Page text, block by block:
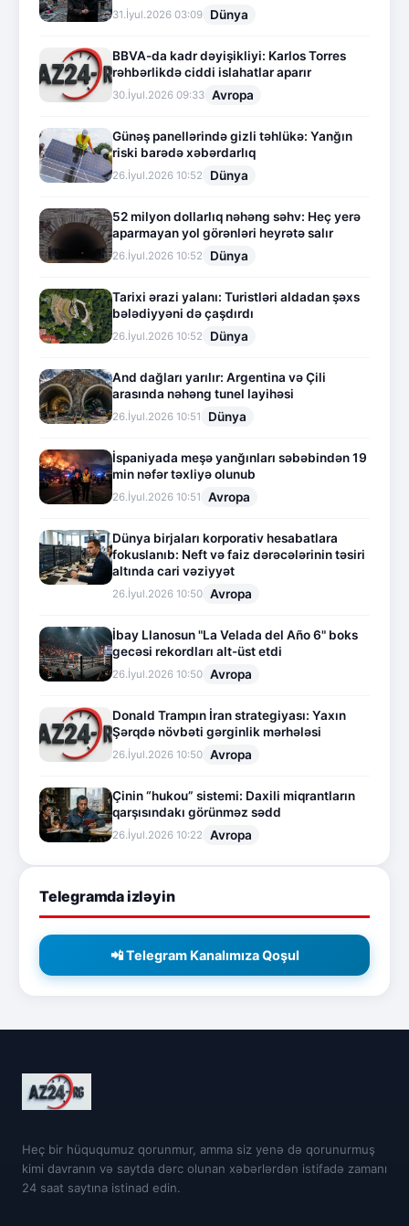
31.İyul.2026 03:09 Dünya
BBVA-da kadr dəyişikliyi: Karlos Torres
rəhbərlikdə ciddi islahatlar aparır
30.İyul.2026 09:33 Avropa
Günəş panellərində gizli təhlükə: Yanğın
riski barədə xəbərdarlıq
26.İyul.2026 10:52 Dünya
52 milyon dollarlıq nəhəng səhv: Heç yerə
aparmayan yol görənləri heyrətə salır
26.İyul.2026 10:52 Dünya
Tarixi ərazi yalanı: Turistləri aldadan şəxs
bələdiyyəni də çaşdırdı
26.İyul.2026 10:52 Dünya
And dağları yarılır: Argentina və Çili
arasında nəhəng tunel layihəsi
26.İyul.2026 10:51 Dünya
İspaniyada meşə yanğınları səbəbindən 19
min nəfər təxliyə olunub
26.İyul.2026 10:51 Avropa
Dünya birjaları korporativ hesabatlara
fokuslanıb: Neft və faiz dərəcələrinin təsiri
altında cari vəziyyət
26.İyul.2026 10:50 Avropa
İbay Llanosun "La Velada del Año 6" boks
gecəsi rekordları alt-üst etdi
26.İyul.2026 10:50 Avropa
Donald Trampın İran strategiyası: Yaxın
Şərqdə növbəti gərginlik mərhələsi
26.İyul.2026 10:50 Avropa
Çinin “hukou” sistemi: Daxili miqrantların
qarşısındakı görünməz sədd
26.İyul.2026 10:22 Avropa
Telegramda izləyin
📲 Telegram Kanalımıza Qoşul
Heç bir hüququmuz qorunmur, amma siz yenə də qorunurmuş
kimi davranın və saytda dərc olunan xəbərlərdən istifadə zamanı
24 saat saytına istinad edin.